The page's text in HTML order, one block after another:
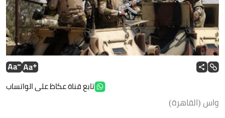
تابع قناة عكاظ على الواتساب
واس (القاهرة)